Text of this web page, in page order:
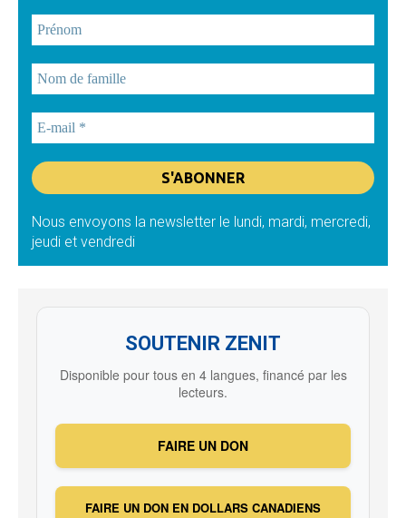
Nous envoyons la newsletter le lundi, mardi, mercredi,
jeudi et vendredi
SOUTENIR ZENIT
Disponible pour tous en 4 langues, financé par les
lecteurs.
FAIRE UN DON
FAIRE UN DON EN DOLLARS CANADIENS